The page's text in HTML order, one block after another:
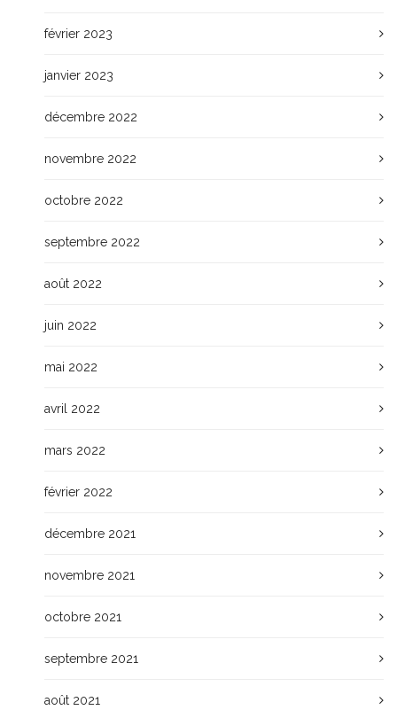
février 2023
janvier 2023
décembre 2022
novembre 2022
octobre 2022
septembre 2022
août 2022
juin 2022
mai 2022
avril 2022
mars 2022
février 2022
décembre 2021
novembre 2021
octobre 2021
septembre 2021
août 2021